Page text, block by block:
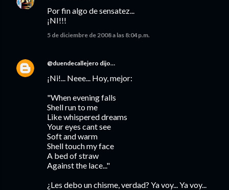
Por fin algo de sensatez...
¡NI!!!
5 de diciembre de 2008 a las 8:04 p.m.
@duendecallejero dijo…
¡Ni!... Neee... Hoy, mejor:
"When evening falls
Shell run to me
Like whispered dreams
Your eyes cant see
Soft and warm
Shell touch my face
A bed of straw
Against the lace..."
¿Les debo un chisme, verdad? Ya voy... Ya voy...